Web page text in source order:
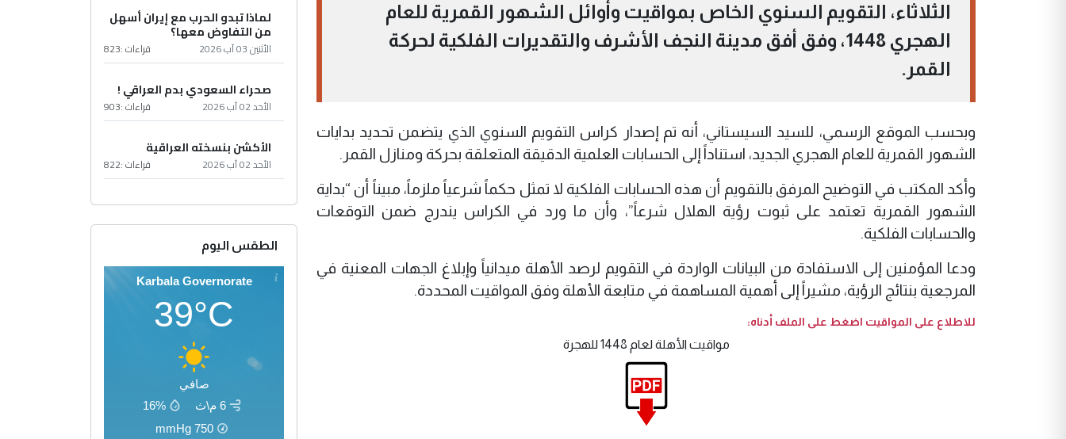
الثلاثاء، التقويم السنوي الخاص بمواقيت وأوائل الشهور القمرية للعام
الهجري 1448، وفق أفق مدينة النجف الأشرف والتقديرات الفلكية لحركة
القمر.
وبحسب الموقع الرسمي، للسيد السيستاني، أنه تم إصدار كراس التقويم السنوي الذي يتضمن تحديد بدايات
الشهور القمرية للعام الهجري الجديد، استناداً إلى الحسابات العلمية الدقيقة المتعلقة بحركة ومنازل القمر.
وأكد المكتب في التوضيح المرفق بالتقويم أن هذه الحسابات الفلكية لا تمثل حكماً شرعياً ملزماً، مبيناً أن “بداية
الشهور القمرية تعتمد على ثبوت رؤية الهلال شرعاً”، وأن ما ورد في الكراس يندرج ضمن التوقعات
والحسابات الفلكية.
ودعا المؤمنين إلى الاستفادة من البيانات الواردة في التقويم لرصد الأهلة ميدانياً وإبلاغ الجهات المعنية في
المرجعية بنتائج الرؤية، مشيراً إلى أهمية المساهمة في متابعة الأهلة وفق المواقيت المحددة.
للاطلاع على المواقيت اضغط على الملف أدناه:
مواقيت الأهلة لعام 1448 للهجرة
لماذا تبدو الحرب مع إيران أسهل
من التفاوض معها؟
الأثنين 03 آب 2026 قراءات :823
صحراء السعودي بدم العراقي !
الأحد 02 آب 2026 قراءات :903
الأكشن بنسخته العراقية
الأحد 02 آب 2026 قراءات :822
الطقس اليوم
Karbala Governorate
39°C
صافي
6 م\ث
16%
750
mmHg